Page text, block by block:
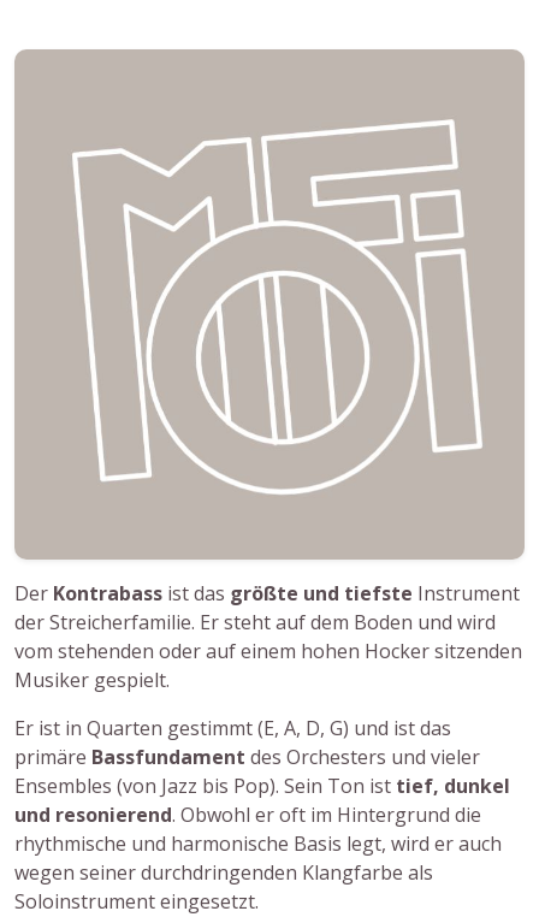
Der Kontrabass ist das größte und tiefste Instrument
der Streicherfamilie. Er steht auf dem Boden und wird
vom stehenden oder auf einem hohen Hocker sitzenden
Musiker gespielt.
Er ist in Quarten gestimmt (E, A, D, G) und ist das
primäre Bassfundament des Orchesters und vieler
Ensembles (von Jazz bis Pop). Sein Ton ist tief, dunkel
und resonierend. Obwohl er oft im Hintergrund die
rhythmische und harmonische Basis legt, wird er auch
wegen seiner durchdringenden Klangfarbe als
Soloinstrument eingesetzt.